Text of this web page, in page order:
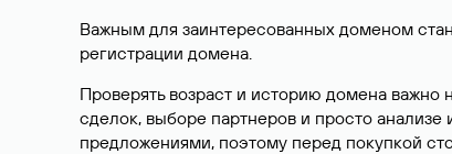
Важным для заинтересованных доменом
регистрации домена.
Проверять возраст и историю домена
сделок, выборе партнеров и просто
предложениями, поэтому перед покупкой